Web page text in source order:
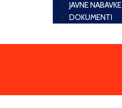
JAVNE NABAVKE
DOKUMENTI